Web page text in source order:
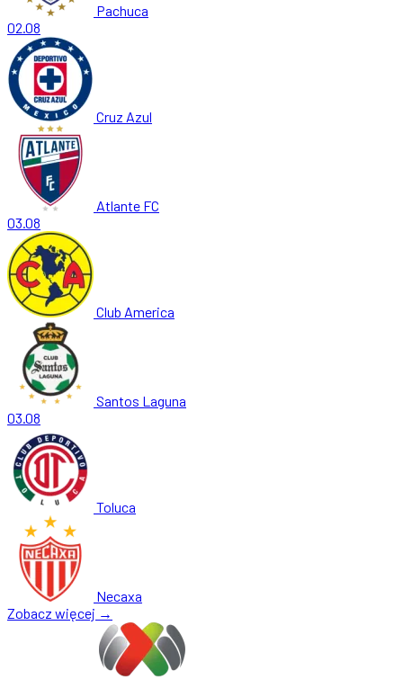
Pachuca
02.08
Cruz Azul
Atlante FC
03.08
Club America
Santos Laguna
03.08
Toluca
Necaxa
Zobacz więcej →